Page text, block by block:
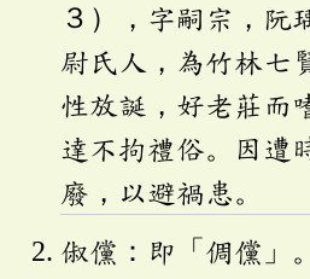
３），字嗣宗，阮
尉氏人，為竹林七
性放誕，好老莊而
達不拘禮俗。因遭
廢，以避禍患。
俶儻：即「倜儻」